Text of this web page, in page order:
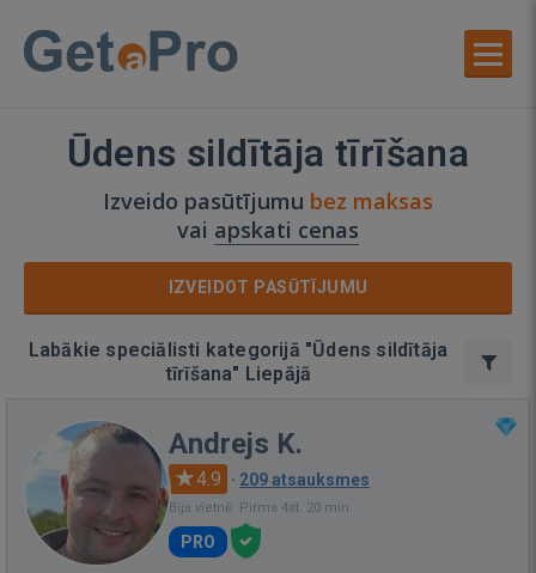
Ūdens sildītāja tīrīšana
Izveido pasūtījumu bez maksas
vai apskati cenas
IZVEIDOT PASŪTĪJUMU
Labākie speciālisti kategorijā "Ūdens sildītāja
tīrīšana" Liepājā
Andrejs K.
4.9 · 209 atsauksmes
Bija vietnē: Pirms 4st. 20 min.
PRO